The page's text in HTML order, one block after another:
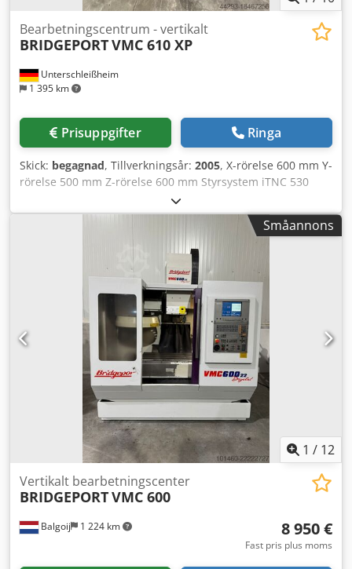
Unterschleißheim
1 395 km
Bearbetningscentrum - vertikalt
BRIDGEPORTVMC 610 XP
Prisuppgifter Ringa
Skick: begagnad, Tillverkningsår: 2005, X-rörelse 600 mm Y-
rörelse 500 mm Z-rörelse 600 mm Styrsystem iTNC 530
Heidenhain Bordyta för fastsättning 900 x 500 mm
Spindelvarvtal – steglöst 0–12 000 varv/min Spindelmotor
10 kW Verktygsfäste SK40 DIN 69871 Dwodpsvxwq Ejfx
Apbsa Verktygsmagasin: 24 Total effektbehov 22 kW
Maskinvikt ca 6,4 ton Utrymmesbehov ca 5,3 x 3,5 x 3,5 m
Spåntransportör, bandtyp Kratzband Kylmedelsanläggning
med 3 pumpar/patronfilter Hötryckspump Grundfoss,
modell CRK2-220/22 A-W-A-AUUV
Småannons
1 / 12
Balgoij 1 224 km
Vertikalt bearbetningscenter
BRIDGEPORTVMC 600
8 950 €
Fast pris plus moms